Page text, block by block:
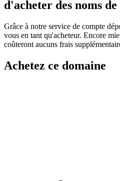
d'acheter des noms
Grâce à notre service de compte
vous en tant qu'acheteur. Encore
coûteront aucuns frais
Achetez ce domaine